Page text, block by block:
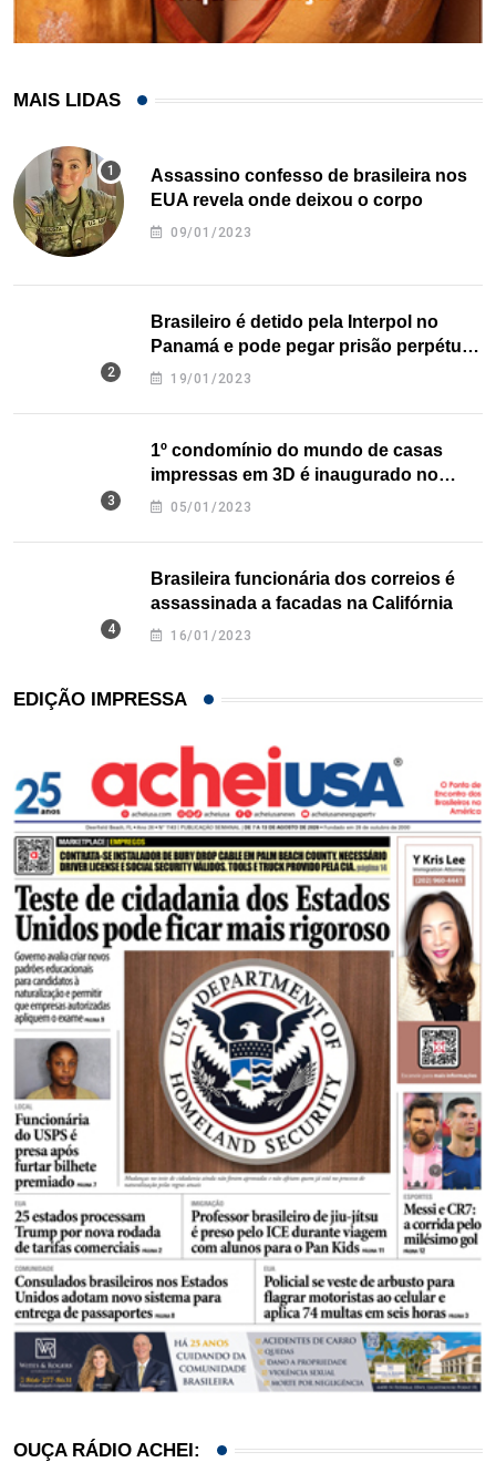
MAIS LIDAS
Assassino confesso de brasileira nos
EUA revela onde deixou o corpo
09/01/2023
Brasileiro é detido pela Interpol no
Panamá e pode pegar prisão perpétua
nos EUA
19/01/2023
1º condomínio do mundo de casas
impressas em 3D é inaugurado no
Texas
05/01/2023
Brasileira funcionária dos correios é
assassinada a facadas na Califórnia
16/01/2023
EDIÇÃO IMPRESSA
OUÇA RÁDIO ACHEI: